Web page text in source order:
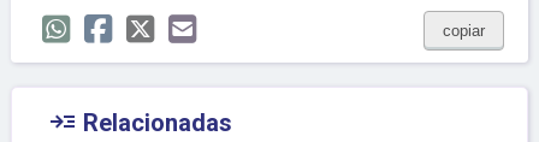
copiar
 Relacionadas